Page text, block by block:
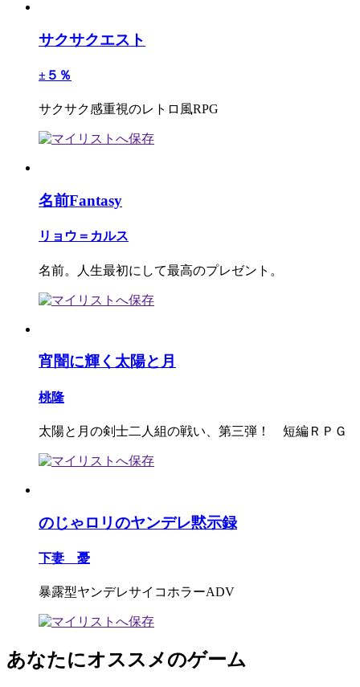
サクサクエスト
±５％
サクサク感重視のレトロ風RPG
名前Fantasy
リョウ＝カルス
名前。人生最初にして最高のプレゼント。
宵闇に輝く太陽と月
桃隆
太陽と月の剣士二人組の戦い、第三弾！ 短編ＲＰＧ
のじゃロリのヤンデレ黙示録
下妻 憂
暴露型ヤンデレサイコホラーADV
あなたにオススメのゲーム